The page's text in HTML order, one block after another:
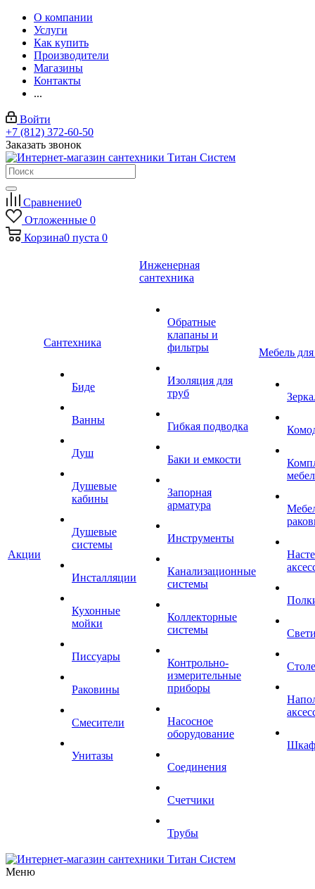
О компании
Услуги
Как купить
Производители
Магазины
Контакты
...
Войти
+7 (812) 372-60-50
Заказать звонок
Сравнение0
Отложенные 0
Корзина0 пуста 0
Акции
Сантехника
Биде
Ванны
Душ
Душевые
кабины
Душевые
системы
Инсталляции
Кухонные
мойки
Писсуары
Раковины
Смесители
Унитазы
Инженерная
сантехника
Обратные
клапаны и
фильтры
Изоляция для
труб
Гибкая подводка
Баки и емкости
Запорная
арматура
Инструменты
Канализационные
системы
Коллекторные
системы
Контрольно-
измерительные
приборы
Насосное
оборудование
Соединения
Счетчики
Трубы
Мебель
Меню